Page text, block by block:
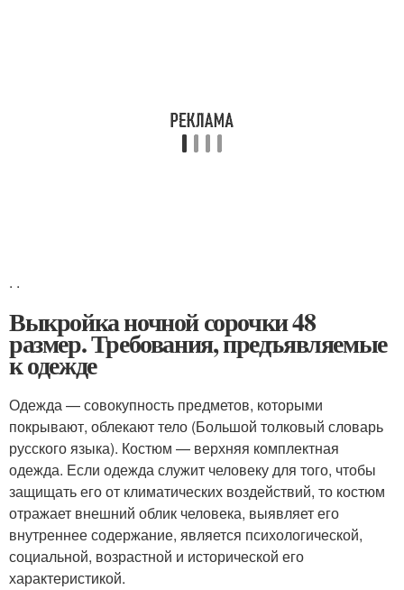
. .
Выкройка ночной сорочки 48
размер. Требования, предъявляемые
к одежде
Одежда — совокупность предметов, которыми
покрывают, облекают тело (Большой толковый словарь
русского языка). Костюм — верхняя комплектная
одежда. Если одежда служит человеку для того, чтобы
защищать его от климатических воздействий, то костюм
отражает внешний облик человека, выявляет его
внутреннее содержание, является психологической,
социальной, возрастной и исторической его
характеристикой.